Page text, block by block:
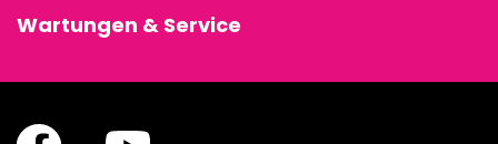
Wartungen & Service